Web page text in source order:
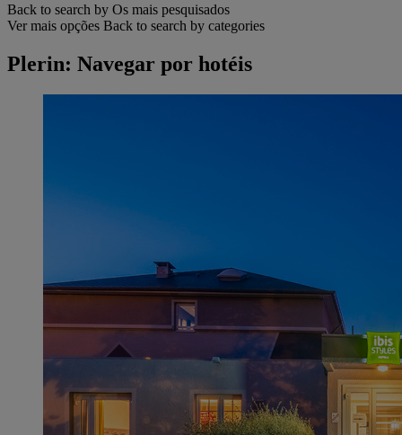
Back to search by Os mais pesquisados
Ver mais opções Back to search by categories
Plerin: Navegar por hotéis